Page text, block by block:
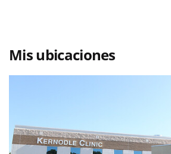
Mis ubicaciones